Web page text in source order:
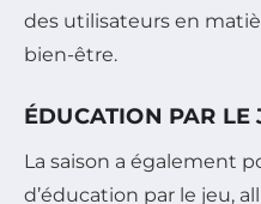
des utilisateurs en
bien-être.
ÉDUCATION PAR LE
La saison a également
d’éducation par le jeu,